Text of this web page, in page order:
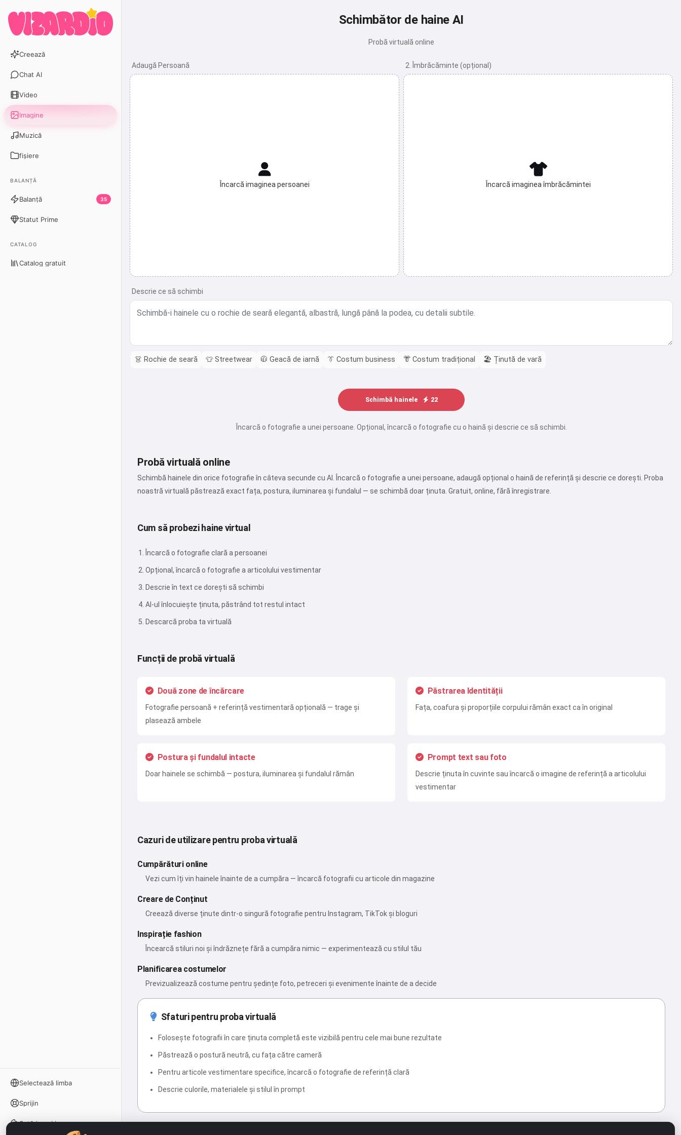
Creează
Chat AI
Video
Imagine
Muzică
fișiere
BALANȚĂ
Balanță 35
Statut Prime
CATALOG
Catalog gratuit
Selectează limba
Sprijin
Setări cookie
Schimbător de haine AI
Probă virtuală online
Adaugă Persoană
Încarcă imaginea persoanei
2. Îmbrăcăminte (opțional)
Încarcă imaginea îmbrăcămintei
Descrie ce să schimbi
👗 Rochie de seară 👕 Streetwear 🧥 Geacă de iarnă 👔 Costum business 👘 Costum tradițional 🏖️ Ținută de vară
Schimbă hainele 22
Încarcă o fotografie a unei persoane. Opțional, încarcă o fotografie cu o haină și descrie ce să schimbi.
Probă virtuală online
Schimbă hainele din orice fotografie în câteva secunde cu AI. Încarcă o fotografie a unei persoane, adaugă opțional o haină de referință și descrie ce dorești. Proba
noastră virtuală păstrează exact fața, postura, iluminarea și fundalul — se schimbă doar ținuta. Gratuit, online, fără înregistrare.
Cum să probezi haine virtual
Încarcă o fotografie clară a persoanei
Opțional, încarcă o fotografie a articolului vestimentar
Descrie în text ce dorești să schimbi
AI-ul înlocuiește ținuta, păstrând tot restul intact
Descarcă proba ta virtuală
Funcții de probă virtuală
Două zone de încărcare
Fotografie persoană + referință vestimentară opțională — trage și
plasează ambele
Păstrarea Identității
Fața, coafura și proporțiile corpului rămân exact ca în original
Postura și fundalul intacte
Doar hainele se schimbă — postura, iluminarea și fundalul rămân
Prompt text sau foto
Descrie ținuta în cuvinte sau încarcă o imagine de referință a articolului
vestimentar
Cazuri de utilizare pentru proba virtuală
Cumpărături online
Vezi cum îți vin hainele înainte de a cumpăra — încarcă fotografii cu articole din magazine
Creare de Conținut
Creează diverse ținute dintr-o singură fotografie pentru Instagram, TikTok și bloguri
Inspirație fashion
Încearcă stiluri noi și îndrăznețe fără a cumpăra nimic — experimentează cu stilul tău
Planificarea costumelor
Previzualizează costume pentru ședințe foto, petreceri și evenimente înainte de a decide
Sfaturi pentru proba virtuală
Folosește fotografii în care ținuta completă este vizibilă pentru cele mai bune rezultate
Păstrează o postură neutră, cu fața către cameră
Pentru articole vestimentare specifice, încarcă o fotografie de referință clară
Descrie culorile, materialele și stilul în prompt
Pot crea cântece, scrie poezii și
Politica de confidențialitate
Politica de rambursare